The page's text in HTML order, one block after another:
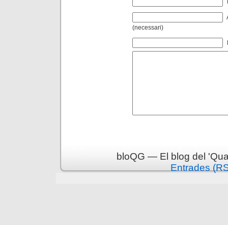
(necessari)
bloQG — El blog del
Entrades